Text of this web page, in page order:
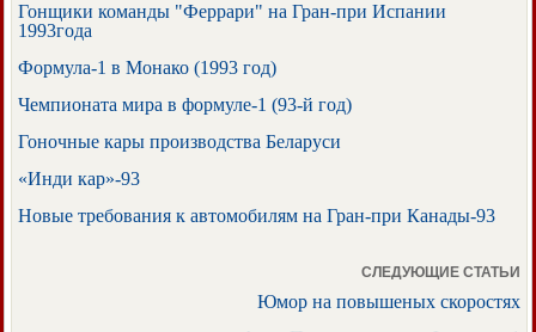
Гонщики команды "Феррари" на Гран-при Испании
1993года
Формула-1 в Монако (1993 год)
Чемпионата мира в формуле-1 (93-й год)
Гоночные кары производства Беларуси
«Инди кар»-93
Новые требования к автомобилям на Гран-при Канады-93
СЛЕДУЮЩИЕ СТАТЬИ
Юмор на повышеных скоростях